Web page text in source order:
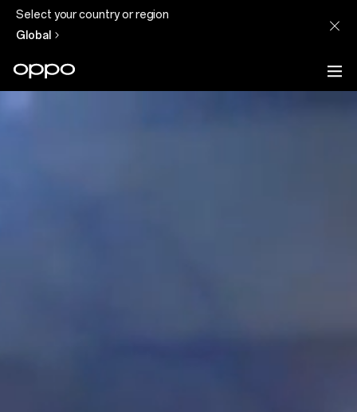
Select your country or region
Global